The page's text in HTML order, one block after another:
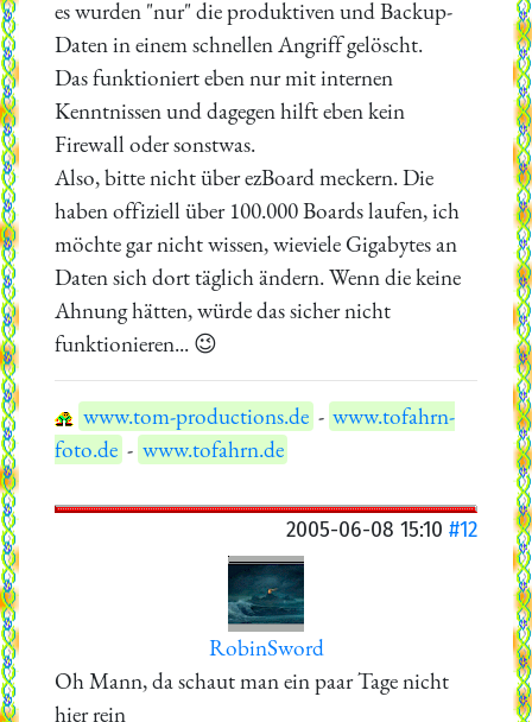
es wurden "nur" die produktiven und Backup-
Daten in einem schnellen Angriff gelöscht.
Das funktioniert eben nur mit internen
Kenntnissen und dagegen hilft eben kein
Firewall oder sonstwas.
Also, bitte nicht über ezBoard meckern. Die
haben offiziell über 100.000 Boards laufen, ich
möchte gar nicht wissen, wieviele Gigabytes an
Daten sich dort täglich ändern. Wenn die keine
Ahnung hätten, würde das sicher nicht
funktionieren... 😉
www.tom-productions.de - www.tofahrn-
foto.de - www.tofahrn.de
2005-06-08 15:10 #12
RobinSword
Oh Mann, da schaut man ein paar Tage nicht
hier rein